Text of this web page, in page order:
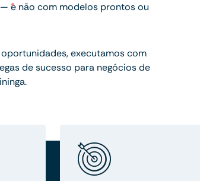
e não com modelos prontos ou
executamos com
de sucesso para negócios de